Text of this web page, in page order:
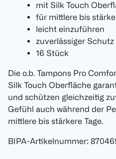
mit Silk Touch
für mittlere bis
leicht einzuführen
zuverlässiger Schutz
16 Stück
Die o.b. Tampons Pro
Silk Touch Oberfläche
und schützen gleichzeitig
Gefühl auch während der
mittlere bis stärkere Tage.
BIPA-Artikelnummer: